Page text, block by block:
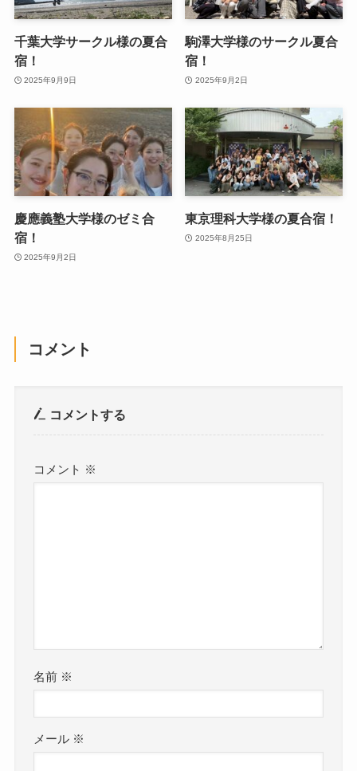
千葉大学サークル様の夏合
宿！
2025年9月9日
駒澤大学様のサークル夏合
宿！
2025年9月2日
慶應義塾大学様のゼミ合
宿！
2025年9月2日
東京理科大学様の夏合宿！
2025年8月25日
コメント
コメントする
コメント ※
名前 ※
メール ※